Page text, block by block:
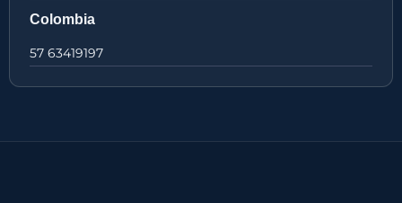
Colombia
57 63419197